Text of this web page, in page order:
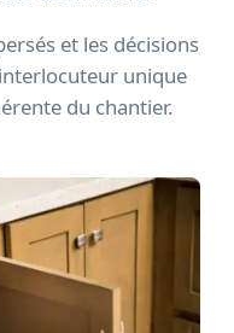
et les décisions
unique
du chantier.